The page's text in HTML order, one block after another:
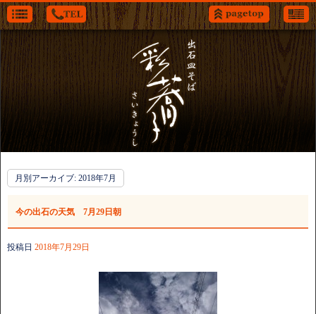
月別アーカイブ: 2018年7月
今の出石の天気 7月29日朝
投稿日 2018年7月29日